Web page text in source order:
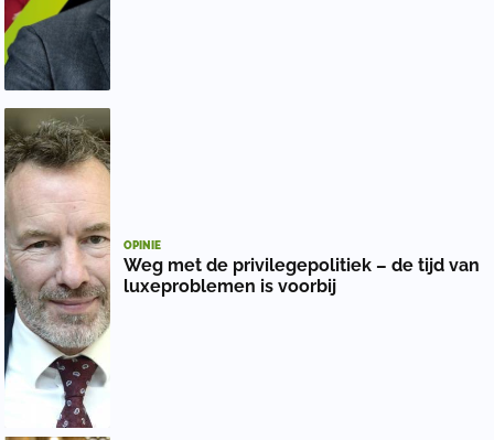
OPINIE
Weg met de privilegepolitiek – de tijd van
luxeproblemen is voorbij